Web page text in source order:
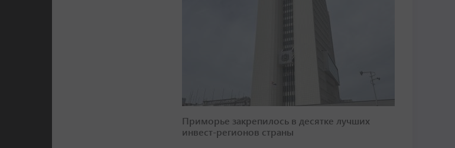
Приморье закрепилось в десятке лучших
инвест-регионов страны